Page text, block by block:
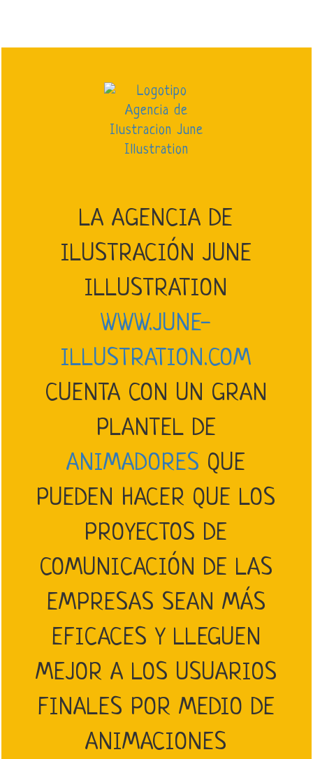
LA AGENCIA DE
ILUSTRACIÓN JUNE
ILLUSTRATION
WWW.JUNE-
ILLUSTRATION.COM
CUENTA CON UN GRAN
PLANTEL DE
ANIMADORES QUE
PUEDEN HACER QUE LOS
PROYECTOS DE
COMUNICACIÓN DE LAS
EMPRESAS SEAN MÁS
EFICACES Y LLEGUEN
MEJOR A LOS USUARIOS
FINALES POR MEDIO DE
ANIMACIONES